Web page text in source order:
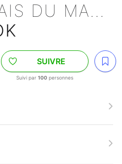
LE JAPONAIS DU MANGA
SUIVRE
Suivi par 100 personnes